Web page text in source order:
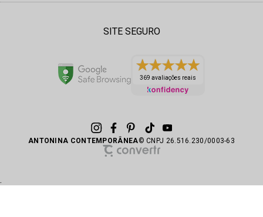
SITE SEGURO
369 avaliações reais
ANTONINA CONTEMPORÂNEA© CNPJ 26.516.230/0003-63
.